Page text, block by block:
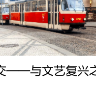
——与文艺复兴